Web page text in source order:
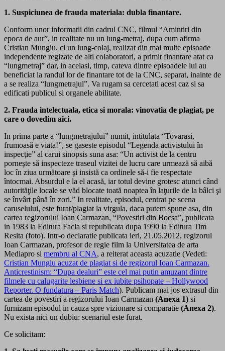
1. Suspiciunea de frauda materiala: dubla finantare.
Conform unor informatii din cadrul CNC, filmul “Amintiri din
epoca de aur”, in realitate nu un lung-metraj, dupa cum afirma
Cristian Mungiu, ci un lung-colaj, realizat din mai multe episoade
independente regizate de alti colaboratori, a primit finantare atat ca
“lungmetraj” dar, in acelasi, timp, cateva dintre episoadele lui au
beneficiat la randul lor de finantare tot de la CNC, separat, inainte de
a se realiza “lungmetrajul”. Va rugam sa cercetati acest caz si sa
edificati publicul si organele abilitate.
2. Frauda intelectuala, etica si morala: vinovatia de plagiat, pe
care o dovedim aici.
In prima parte a “lungmetrajului” numit, intitulata “Tovarasi,
frumoasă e viata!”, se gaseste episodul “Legenda activistului în
inspecţie” al carui sinopsis suna asa: “Un activist de la centru
porneşte să inspecteze traseul vizitei de lucru care urmează să aibă
loc în ziua următoare şi insistă ca ordinele să-i fie respectate
întocmai. Absurdul e la el acasă, iar totul devine grotesc atunci când
autorităţile locale se văd blocate toată noaptea în laţurile de la bâlci şi
se învârt până în zori.” In realitate, episodul, centrat pe scena
caruselului, este furat/plagiat la virgula, daca putem spune asa, din
cartea regizorului Ioan Carmazan, “Povestiri din Bocsa”, publicata
in 1983 la Editura Facla si republicata dupa 1990 la Editura Tim
Resita (foto). Intr-o declaratie publicata ieri, 21.05.2012, regizorul
Ioan Carmazan, profesor de regie film la Universitatea de arta
Mediapro si membru al CNA, a reiterat aceasta acuzatie (Vedeti:
Cristian Mungiu acuzat de plagiat si de regizorul Ioan Carmazan.
Anticrestinism: “Dupa dealuri” este cel mai putin amuzant dintre
filmele cu calugarite lesbiene si ex iubite psihopate – Hollywood
Reporter. O fundatura – Paris Match). Publicam mai jos extrasul din
cartea de povestiri a regizorului Ioan Carmazan (Anexa 1) si
furnizam episodul in cauza spre vizionare si comparatie (Anexa 2).
Nu exista nici un dubiu: scenariul este furat.
Ce solicitam: